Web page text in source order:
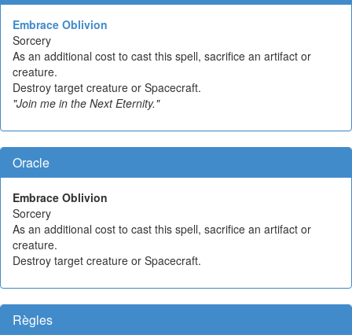
Embrace Oblivion
Sorcery
As an additional cost to cast this spell, sacrifice an artifact or
creature.
Destroy target creature or Spacecraft.
"Join me in the Next Eternity."
Oracle
Embrace Oblivion
Sorcery
As an additional cost to cast this spell, sacrifice an artifact or
creature.
Destroy target creature or Spacecraft.
Règles